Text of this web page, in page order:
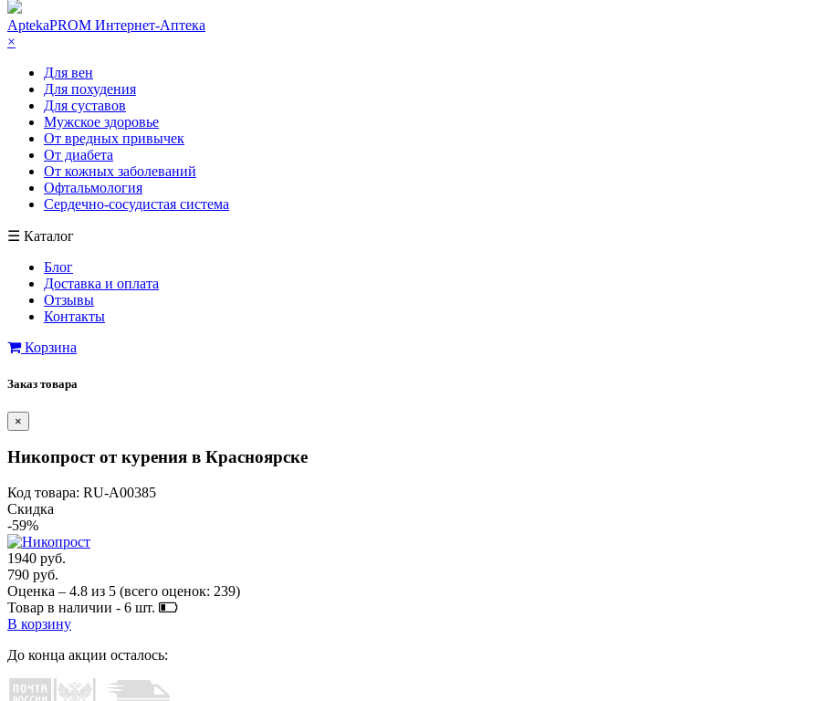
AptekaPROM Интернет-Аптека
×
Для вен
Для похудения
Для суставов
Мужское здоровье
От вредных привычек
От диабета
От кожных заболеваний
Офтальмология
Сердечно-сосудистая система
☰ Каталог
Блог
Доставка и оплата
Отзывы
Контакты
Корзина
Заказ товара
×
Никопрост от курения в Красноярске
Код товара: RU-A00385
Скидка
-59%
1940 руб.
790 руб.
Оценка – 4.8 из 5 (всего оценок: 239)
Товар в наличии - 6 шт.
В корзину
До конца акции осталось: